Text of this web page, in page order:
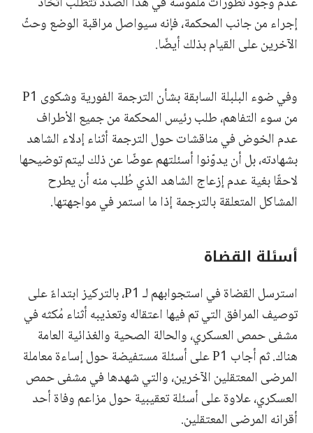
إجراء من جانب المحكمة، فإنه سيواصل مراقبة الوضع وحثّ
الآخرين على القيام بذلك أيضًا.
وفي ضوء البلبلة السابقة بشأن الترجمة الفورية وشكوى P1
من سوء التفاهم، طلب رئيس المحكمة من جميع الأطراف
عدم الخوض في مناقشات حول الترجمة أثناء إدلاء الشاهد
بشهادته، بل أن يدوّنوا أسئلتهم عوضًا عن ذلك ليتم توضيحها
لاحقًا بغية عدم إزعاج الشاهد الذي طُلب منه أن يطرح
المشاكل المتعلقة بالترجمة إذا ما استمر في مواجهتها.
أسئلة القضاة
استرسل القضاة في استجوابهم لـ P1، بالتركيز ابتداءً على
توصيف المرافق التي تم فيها اعتقاله وتعذيبه أثناء مُكثه في
مشفى حمص العسكري، والحالة الصحية والغذائية العامة
هناك. ثم أجاب P1 على أسئلة مستفيضة حول إساءة معاملة
المرضى المعتقلين الآخرين، والتي شهدها في مشفى حمص
العسكري، علاوة على أسئلة تعقيبية حول مزاعم وفاة أحد
أقرانه المرضى المعتقلين.